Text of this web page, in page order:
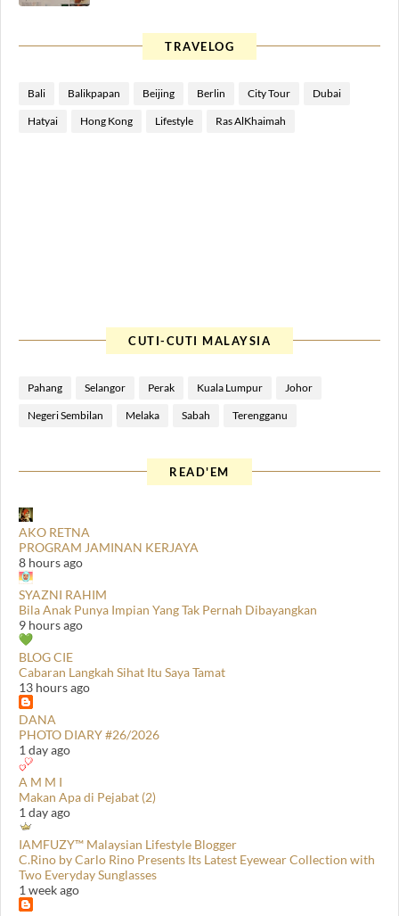
TRAVELOG
Bali Balikpapan Beijing Berlin City Tour Dubai
Hatyai Hong Kong Lifestyle Ras AlKhaimah
CUTI-CUTI MALAYSIA
Pahang Selangor Perak Kuala Lumpur Johor
Negeri Sembilan Melaka Sabah Terengganu
READ'EM
AKO RETNA
PROGRAM JAMINAN KERJAYA
8 hours ago
SYAZNI RAHIM
Bila Anak Punya Impian Yang Tak Pernah Dibayangkan
9 hours ago
BLOG CIE
Cabaran Langkah Sihat Itu Saya Tamat
13 hours ago
DANA
PHOTO DIARY #26/2026
1 day ago
A M M I
Makan Apa di Pejabat (2)
1 day ago
IAMFUZY™ Malaysian Lifestyle Blogger
C.Rino by Carlo Rino Presents Its Latest Eyewear Collection with
Two Everyday Sunglasses
1 week ago